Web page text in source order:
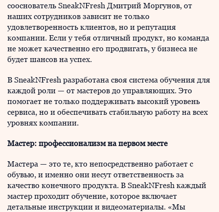
сооснователь SneakNFresh Дмитрий Моргунов, от
наших сотрудников зависит не только
удовлетворенность клиентов, но и репутация
компании. Если у тебя отличный продукт, но команда
не может качественно его продвигать, у бизнеса не
будет шансов на успех.
В SneakNFresh разработана своя система обучения для
каждой роли — от мастеров до управляющих. Это
помогает не только поддерживать высокий уровень
сервиса, но и обеспечивать стабильную работу на всех
уровнях компании.
Мастер: профессионализм на первом месте
Мастера — это те, кто непосредственно работает с
обувью, и именно они несут ответственность за
качество конечного продукта. В SneakNFresh каждый
мастер проходит обучение, которое включает
детальные инструкции и видеоматериалы. «Мы